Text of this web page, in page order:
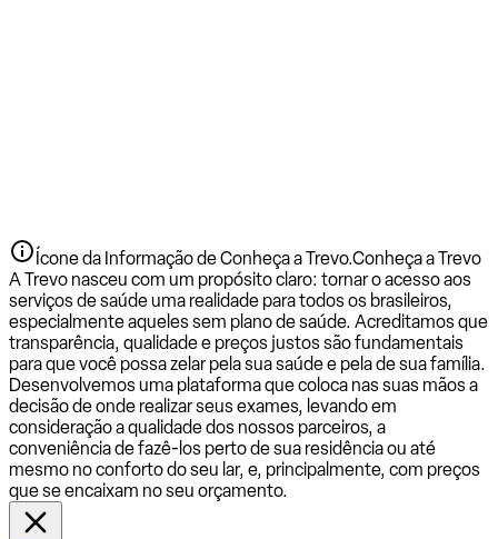
Ícone da Informação de Conheça a Trevo.Conheça a Trevo
A Trevo nasceu com um propósito claro: tornar o acesso aos
serviços de saúde uma realidade para todos os brasileiros,
especialmente aqueles sem plano de saúde. Acreditamos que
transparência, qualidade e preços justos são fundamentais
para que você possa zelar pela sua saúde e pela de sua família.
Desenvolvemos uma plataforma que coloca nas suas mãos a
decisão de onde realizar seus exames, levando em
consideração a qualidade dos nossos parceiros, a
conveniência de fazê-los perto de sua residência ou até
mesmo no conforto do seu lar, e, principalmente, com preços
que se encaixam no seu orçamento.